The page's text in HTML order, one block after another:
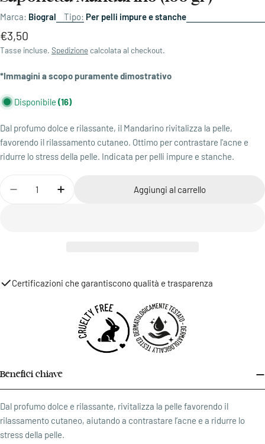
Marca: Biogral Tipo: Per pelli impure e stanche
Prezzo
di
€3,50
Tasse incluse. Spedizione calcolata al checkout.
*Immagini a scopo puramente dimostrativo
Disponibile (16)
Dal profumo dolce e rilassante, il Mandarino rivitalizza la pelle,
favorendo il rilassamento cutaneo. Ottimo per contrastare l'acne e
ridurre lo stress della pelle. Indicata per pelli impure e stanche.
Diminuisci la quantità di Saponetta Mandarino (100 gr)
Aumenta la quantità di Saponetta
Aggiungi al carrello
Certificazioni che garantiscono qualità e trasparenza
Benefici chiave
Dal profumo dolce e rilassante, rivitalizza la pelle favorendo il
rilassamento cutaneo, aiutando a contrastare l’acne e a ridurre lo
stress della pelle.